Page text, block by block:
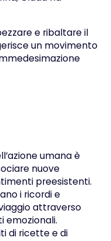
e ribaltare il
un movimento
umana è
nuove
preesistenti.
i ricordi e
attraverso
emozionali.
di ricette e di